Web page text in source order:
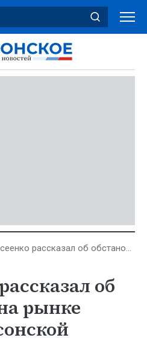
рассказал об обстановке на рынке труда в Херсонской области
об
рынке